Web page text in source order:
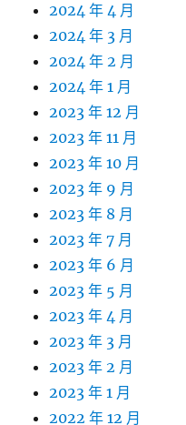
2024 年 4 月
2024 年 3 月
2024 年 2 月
2024 年 1 月
2023 年 12 月
2023 年 11 月
2023 年 10 月
2023 年 9 月
2023 年 8 月
2023 年 7 月
2023 年 6 月
2023 年 5 月
2023 年 4 月
2023 年 3 月
2023 年 2 月
2023 年 1 月
2022 年 12 月